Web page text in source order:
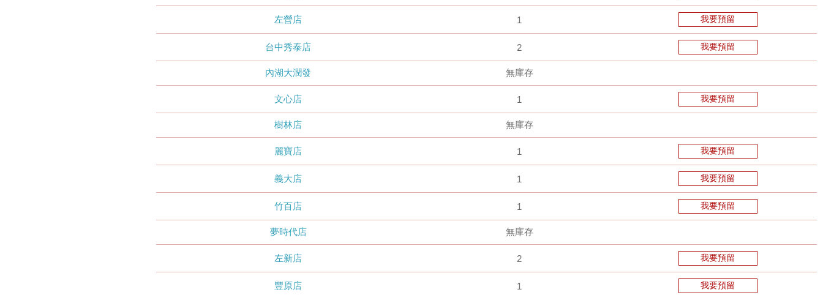
左營店 1 我要預留
台中秀泰店 2 我要預留
內湖大潤發 無庫存
文心店 1 我要預留
樹林店 無庫存
麗寶店 1 我要預留
義大店 1 我要預留
竹百店 1 我要預留
夢時代店 無庫存
左新店 2 我要預留
豐原店 1 我要預留